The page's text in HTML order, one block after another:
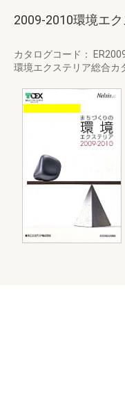
2009-2010環境エ
カタログコード：
環境エクステリア総合カ